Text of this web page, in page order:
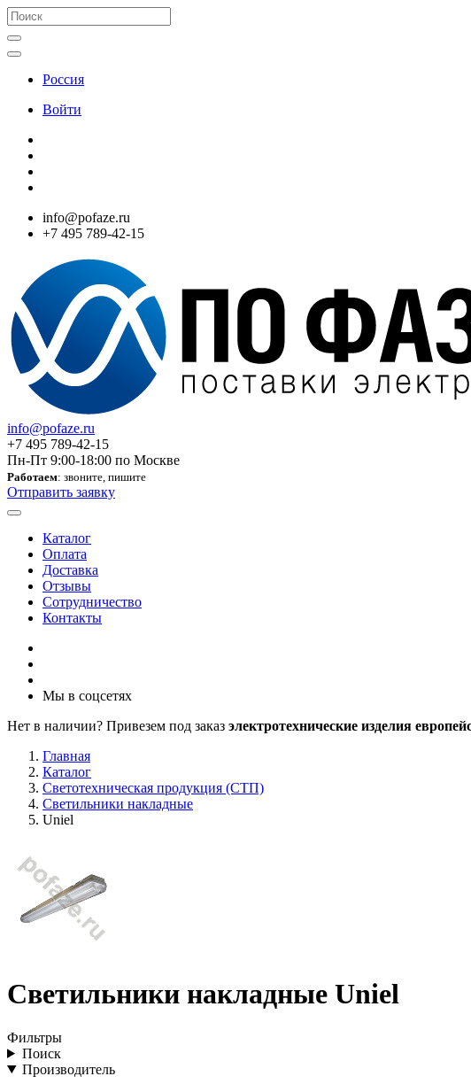
Россия
Войти
info@pofaze.ru
+7 495 789-42-15
info@pofaze.ru
+7 495 789-42-15
Пн-Пт 9:00-18:00 по Москве
Работаем: звоните, пишите
Отправить заявку
Каталог
Оплата
Доставка
Отзывы
Сотрудничество
Контакты
Мы в соцсетях
Нет в наличии? Привезем под заказ электротехнические изделия
Главная
Каталог
Светотехническая продукция (СТП)
Светильники накладные
Uniel
Светильники накладные Uniel
Фильтры
Поиск
Производитель